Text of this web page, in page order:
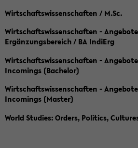
Wirtschaftswissenschaften / M.Sc.
Wirtschaftswissenschaften -
Ergänzungsbereich / BA IndiErg
Wirtschaftswissenschaften -
Incomings (Bachelor)
Wirtschaftswissenschaften -
Incomings (Master)
World Studies: Orders, Politics,